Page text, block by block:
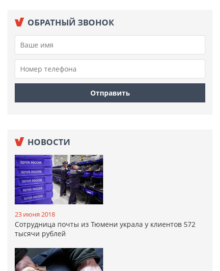
ОБРАТНЫЙ ЗВОНОК
НОВОСТИ
23 июня 2018
Сотрудница почты из Тюмени украла у клиентов 572
тысячи рублей